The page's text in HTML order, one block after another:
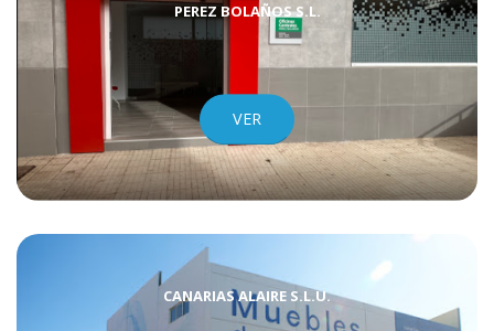
PEREZ BOLAÑOS S.L.
VER
CANARIAS ALAIRE S.L.U.